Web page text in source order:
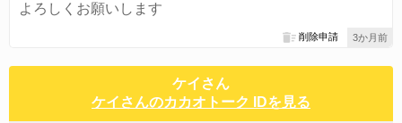
よろしくお願いします
3か月前
削除申請
ケイさん
ケイさんのカカオトーク IDを見る